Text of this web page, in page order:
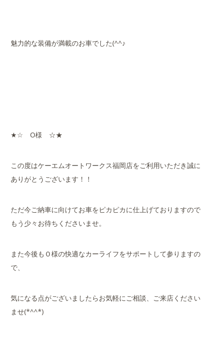
魅力的な装備が満載のお車でした(^^♪
★☆ O様 ☆★
この度はケーエムオートワークス福岡店をご利用いただき誠に
ありがとうございます！！
ただ今ご納車に向けてお車をピカピカに仕上げておりますので
もう少々お待ちくださいませ。
また今後もＯ様の快適なカーライフをサポートして参りますの
で、
気になる点がございましたらお気軽にご相談、ご来店ください
ませ(*^^*)